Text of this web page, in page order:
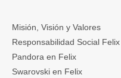
Misión, Visión y Valores
Responsabilidad Social Felix
Pandora en Felix
Swarovski en Felix